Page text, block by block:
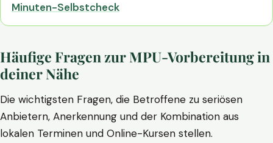
Minuten-Selbstcheck
Häufige Fragen zur MPU-Vorbereitung in
deiner Nähe
Die wichtigsten Fragen, die Betroffene zu seriösen
Anbietern, Anerkennung und der Kombination aus
lokalen Terminen und Online-Kursen stellen.